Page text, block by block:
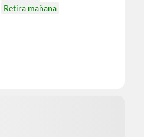
Retira mañana